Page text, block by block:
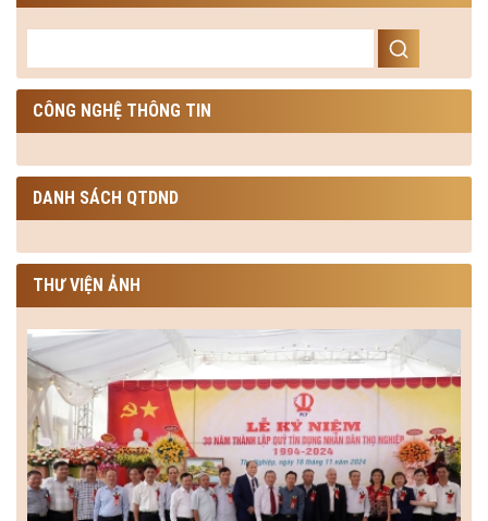
CÔNG NGHỆ THÔNG TIN
DANH SÁCH QTDND
THƯ VIỆN ẢNH